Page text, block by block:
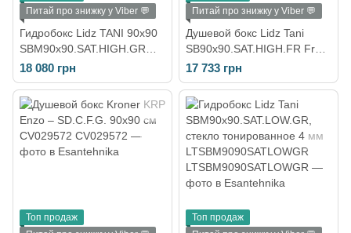
Питай про знижку у Viber 💬
Гидробокс Lidz TANI 90х90
SBM90x90.SAT.HIGH.GR
(LTSBM9090SATHIGHGR)
18 080 грн
Питай про знижку у Viber 💬
Душевой бокс Lidz Tani
SB90x90.SAT.HIGH.FR Frost
LTSB9090SATHIGHFR
17 733 грн
Топ продаж
Топ продаж